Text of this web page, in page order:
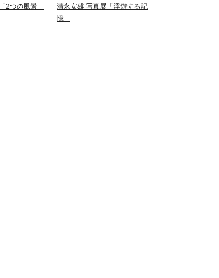
2つの風景」
清永安雄 写真展「浮遊する記
憶」